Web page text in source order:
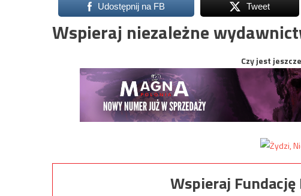
Udostępnij na FB Tweet
Wspieraj niezależne
Czy jest
Wspieraj